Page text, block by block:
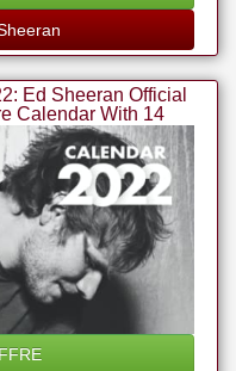
Ed Sheeran Official
Calendar With 14
From January To